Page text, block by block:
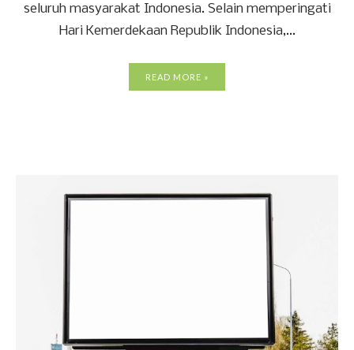
seluruh masyarakat Indonesia. Selain memperingati
Hari Kemerdekaan Republik Indonesia,...
READ MORE »